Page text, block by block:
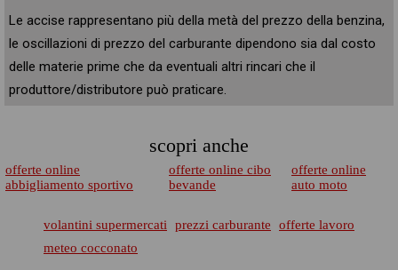
Le accise rappresentano più della metà del prezzo della benzina,
le oscillazioni di prezzo del carburante dipendono sia dal costo
delle materie prime che da eventuali altri rincari che il
produttore/distributore può praticare.
scopri anche
offerte online
abbigliamento sportivo
offerte online cibo
bevande
offerte online
auto moto
volantini supermercati prezzi carburante
offerte lavoro
meteo cocconato